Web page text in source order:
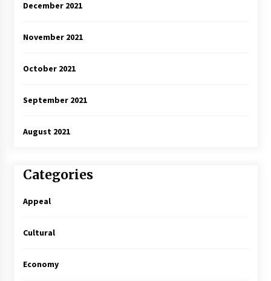
December 2021
November 2021
October 2021
September 2021
August 2021
Categories
Appeal
Cultural
Economy